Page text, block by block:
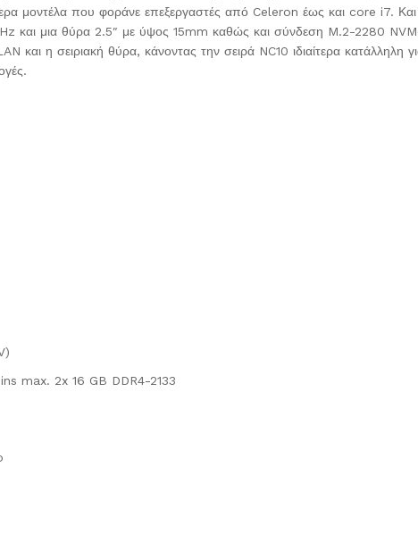
μοντέλα που φοράνε επεξεργαστές από Celeron έως και core i7.
και μια θύρα 2.5″ με ύψος 15mm καθώς και σύνδεση M.2-2280 NVMe
και η σειριακή θύρα, κάνοντας την σειρά NC10 ιδιαίτερα
max. 2x 16 GB DDR4-2133